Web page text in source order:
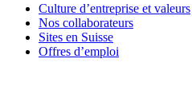
Culture d’entreprise et valeurs
Nos collaborateurs
Sites en Suisse
Offres d’emploi